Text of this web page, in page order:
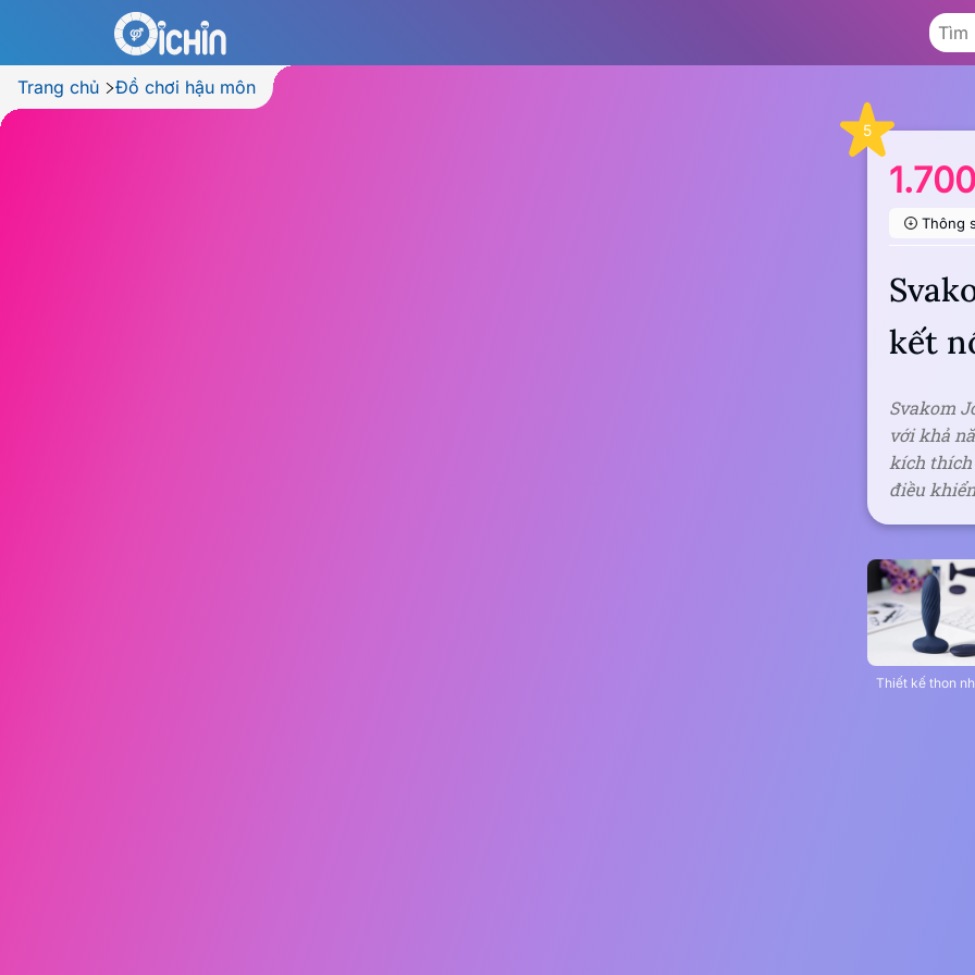
Trang chủ Đồ chơi hậu môn
5
Thông
kết
Svakom
với khả
kích thích
điều
Thiết kế thon